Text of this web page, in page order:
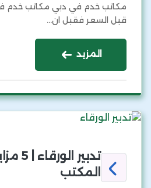
مكاتب خدم في دبي مكاتب خدم في
قبل السعر فقبل ان…
المزيد
تدبير
المكتب